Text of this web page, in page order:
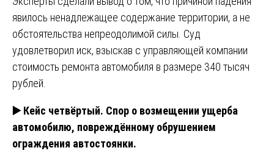
явилось ненадлежащее содержание территории, а не
обстоятельства непреодолимой силы. Суд
удовлетворил иск, взыскав с управляющей компании
стоимость ремонта автомобиля в размере 340 тысяч
рублей.
▶️Кейс четвёртый. Спор о возмещении ущерба
автомобилю, повреждённому обрушением
ограждения автостоянки.